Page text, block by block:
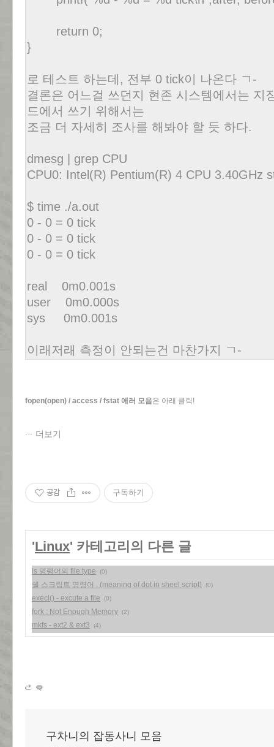
return 0;
}
로 테스트 하는데, 전부 0 tick이 나온다 ㄱ-
결론은 어느걸 쓰던지 현존 시스템에서는 지
드에서 쓰기 위해서는
조금 더 자세히 조사를 해봐야 할 듯 하다.
dmesg | grep CPU
CPU0: Intel(R) Pentium(R) 4 CPU 3.40GHz
$ time ./a.out
0 - 0 = 0 tick
0 - 0 = 0 tick
0 - 0 = 0 tick
real 0m0.001s
user 0m0.000s
sys 0m0.001s
이래저래 측정이 안되는건 마찬가지 ㄱ-
fopen(open) / access / fstat 에러 모음은 아래 클릭!
더보기
공감 구독하기
'Linux' 카테고리의 다른 글
ls 명령어의 file type (0)
쉘 스크립트 명령어 . (meaning of dot in sheel script) (0)
execl() - excute a file (0)
fork : Not Enough Memory (2)
mkfs - ext2 & ext3 (4)
구차니의 잡동사니 모음